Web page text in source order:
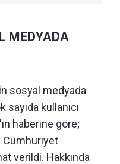
MEDYADA
sosyal medyada
sayıda kullanıcı
haberine göre;
Cumhuriyet
verildi. Hakkında